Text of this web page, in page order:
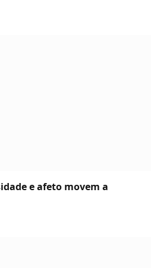
e afeto movem a